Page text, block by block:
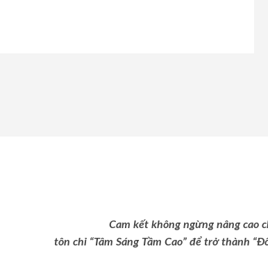
Cam kết không ngừng nâng cao
tôn chỉ “Tâm Sáng Tầm Cao” để trở thành